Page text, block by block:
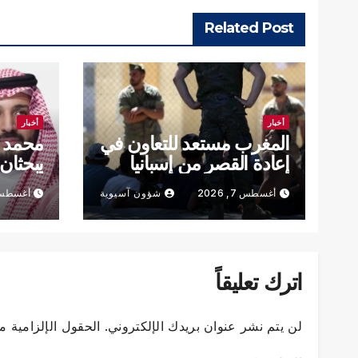
Related Post
أخبار
المغرب مستعد للتعاون في
إعادة القصر من إسبانيا
أغسطس 7, 2026 شؤون آسيوية
أخبار
محمد
أغسطس 7,
اترك تعليقاً
لن يتم نشر عنوان بريدك الإلكتروني. الحقول الإلزامية